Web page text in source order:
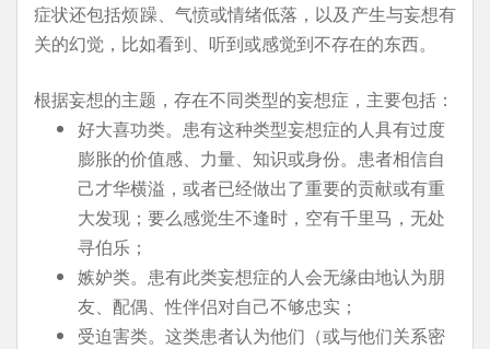
症状还包括烦躁、气愤或情绪低落，以及产生与妄想有
关的幻觉，比如看到、听到或感觉到不存在的东西。
根据妄想的主题，存在不同类型的妄想症，主要包括：
好大喜功类。患有这种类型妄想症的人具有过度
膨胀的价值感、力量、知识或身份。患者相信自
己才华横溢，或者已经做出了重要的贡献或有重
大发现；要么感觉生不逢时，空有千里马，无处
寻伯乐；
嫉妒类。患有此类妄想症的人会无缘由地认为朋
友、配偶、性伴侣对自己不够忠实；
受迫害类。这类患者认为他们（或与他们关系密